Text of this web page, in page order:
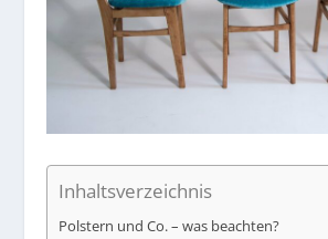
Inhaltsverzeichnis
Polstern und Co. – was beachten?